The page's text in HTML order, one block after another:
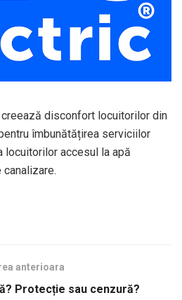
disconfort locuitorilor din
îmbunătățirea serviciilor
locuitorilor accesul la apă
anterioara
Protecție sau cenzură?